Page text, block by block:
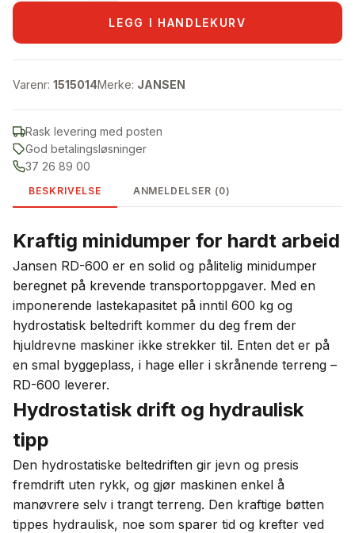
LEGG I HANDLEKURV
Varenr: 1515014Merke: JANSEN
Rask levering med posten
God betalingsløsninger
37 26 89 00
BESKRIVELSE ANMELDELSER (0)
Kraftig minidumper for hardt arbeid
Jansen RD-600 er en solid og pålitelig minidumper
beregnet på krevende transportoppgaver. Med en
imponerende lastekapasitet på inntil 600 kg og
hydrostatisk beltedrift kommer du deg frem der
hjuldrevne maskiner ikke strekker til. Enten det er på
en smal byggeplass, i hage eller i skrånende terreng –
RD-600 leverer.
Hydrostatisk drift og hydraulisk
tipp
Den hydrostatiske beltedriften gir jevn og presis
fremdrift uten rykk, og gjør maskinen enkel å
manøvrere selv i trangt terreng. Den kraftige bøtten
tippes hydraulisk, noe som sparer tid og krefter ved